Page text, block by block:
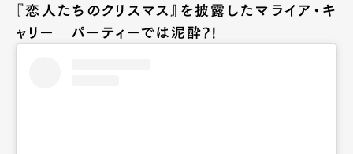
『恋人たちのクリスマス』を披露したマライア・キ
ャリー パーティーでは泥酔?!